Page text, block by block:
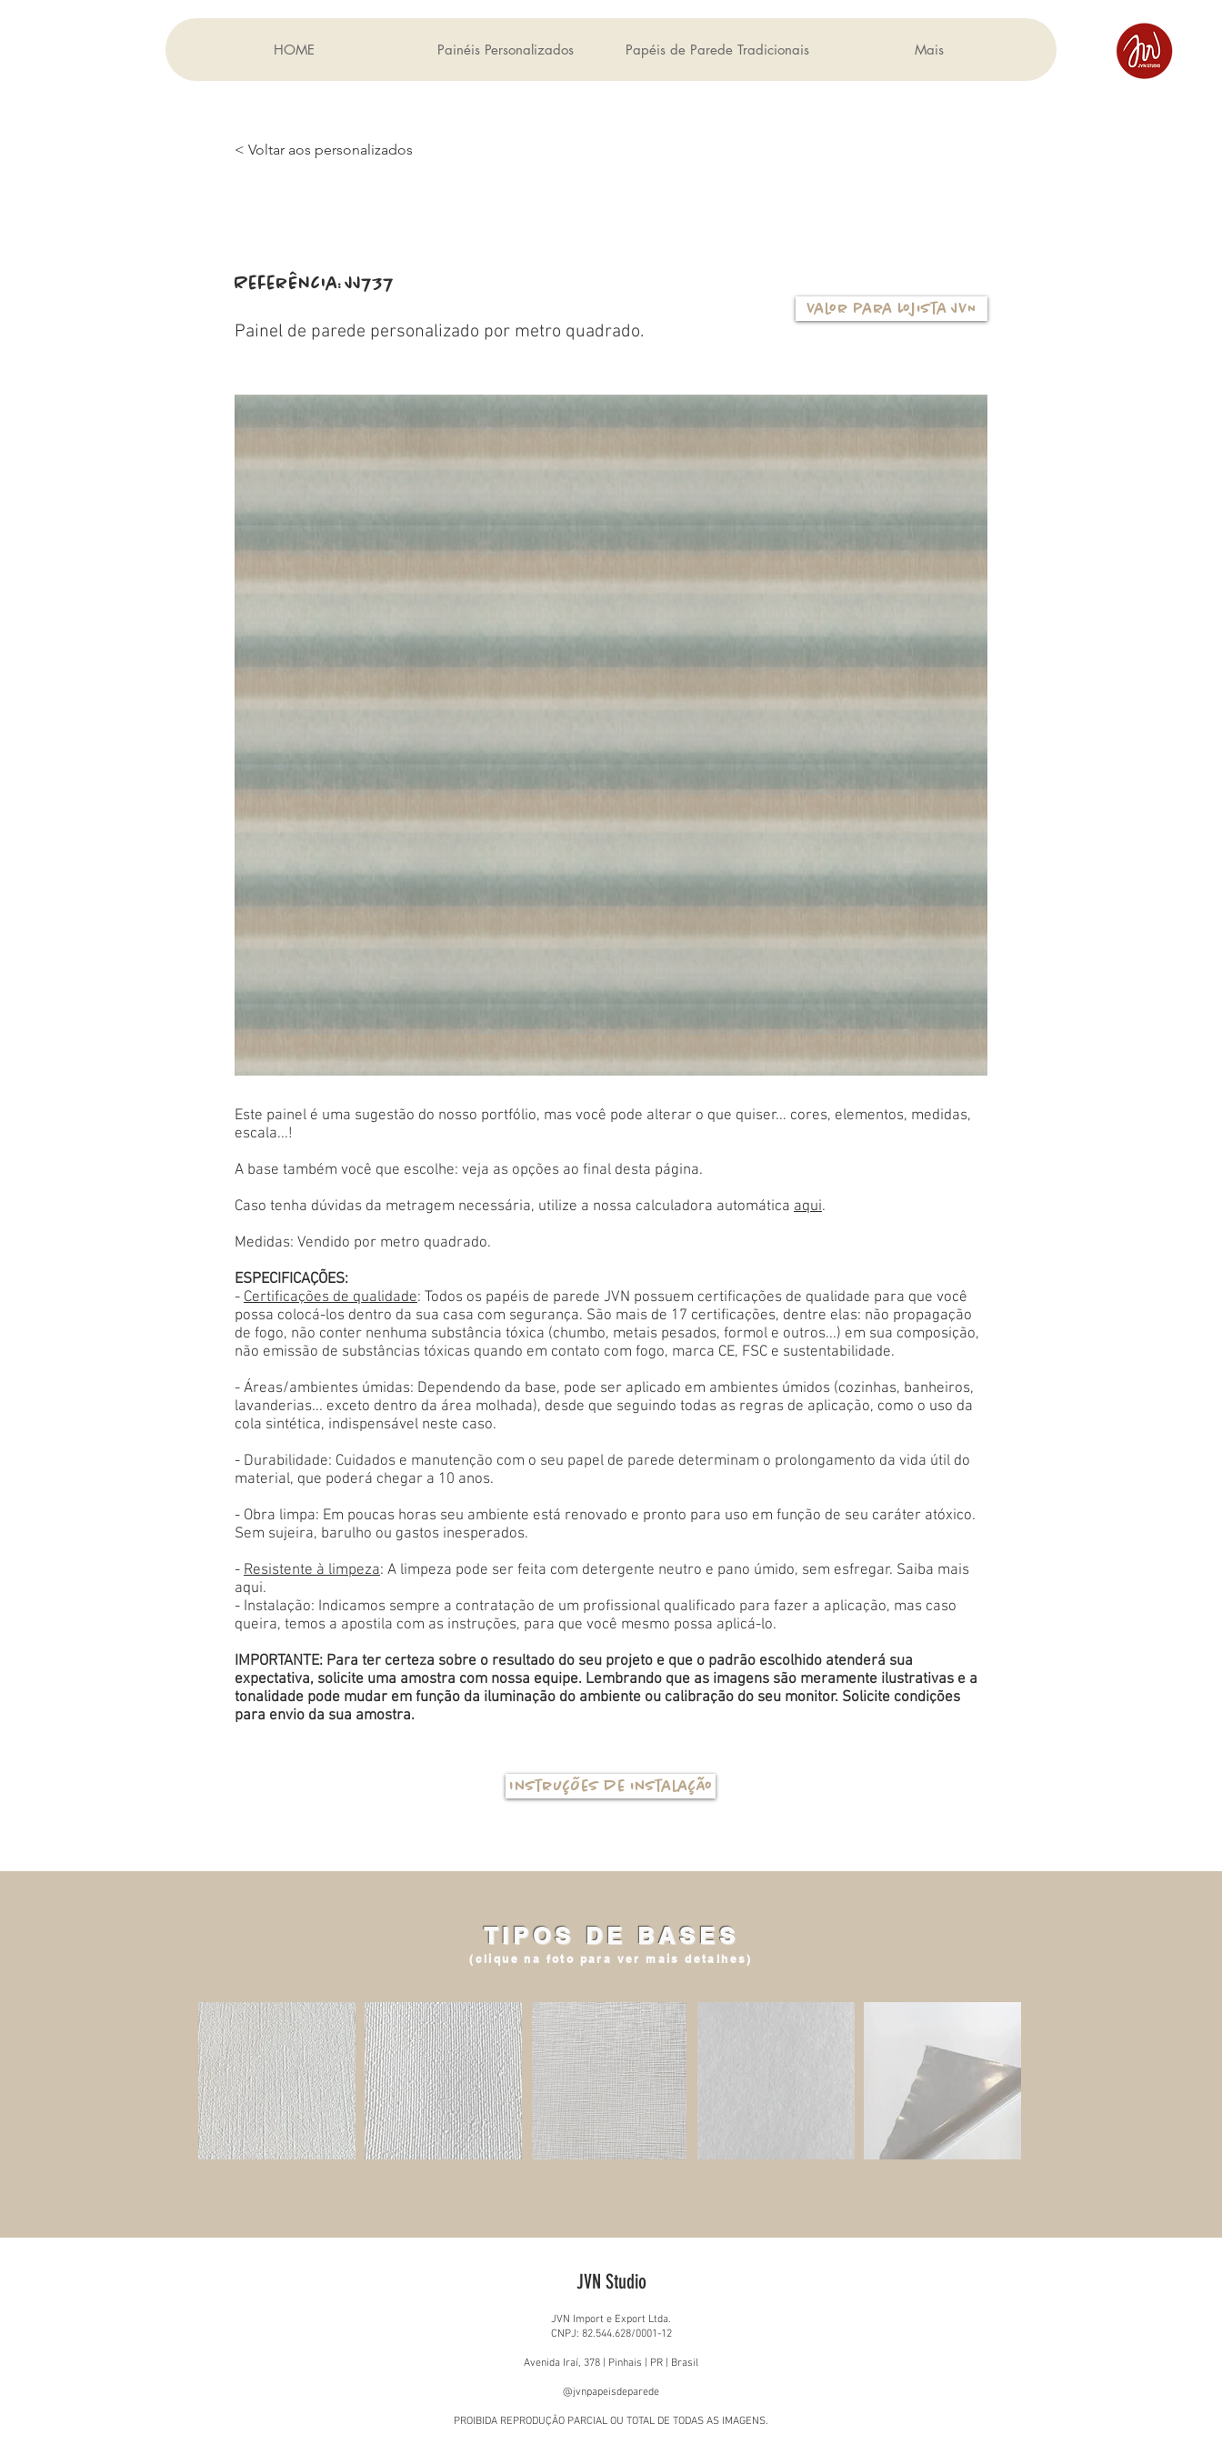
HOME Painéis Personalizados Papéis de Parede Tradicionais Mais
< Voltar aos personalizados
Referência: JJ737
Painel de parede personalizado por metro quadrado.
Valor para Lojista JVN
Este painel é uma sugestão do nosso portfólio, mas você pode alterar o que quiser... cores, elementos, medidas,
escala...!
A base também você que escolhe: veja as opções ao final desta página.
Caso tenha dúvidas da metragem necessária, utilize a nossa calculadora automática aqui.
Medidas: Vendido por metro quadrado.
ESPECIFICAÇÕES:
- Certificações de qualidade: Todos os papéis de parede JVN possuem certificações de qualidade para que você
possa colocá-los dentro da sua casa com segurança. São mais de 17 certificações, dentre elas: não propagação
de fogo, não conter nenhuma substância tóxica (chumbo, metais pesados, formol e outros...) em sua composição,
não emissão de substâncias tóxicas quando em contato com fogo, marca CE, FSC e sustentabilidade.
- Áreas/ambientes úmidas: Dependendo da base, pode ser aplicado em ambientes úmidos (cozinhas, banheiros,
lavanderias... exceto dentro da área molhada), desde que seguindo todas as regras de aplicação, como o uso da
cola sintética, indispensável neste caso.
- Durabilidade: Cuidados e manutenção com o seu papel de parede determinam o prolongamento da vida útil do
material, que poderá chegar a 10 anos.
- Obra limpa: Em poucas horas seu ambiente está renovado e pronto para uso em função de seu caráter atóxico.
Sem sujeira, barulho ou gastos inesperados.
- Resistente à limpeza: A limpeza pode ser feita com detergente neutro e pano úmido, sem esfregar. Saiba mais
aqui.
- Instalação: Indicamos sempre a contratação de um profissional qualificado para fazer a aplicação, mas caso
queira, temos a apostila com as instruções, para que você mesmo possa aplicá-lo.
IMPORTANTE: Para ter certeza sobre o resultado do seu projeto e que o padrão escolhido atenderá sua
expectativa, solicite uma amostra com nossa equipe. Lembrando que as imagens são meramente ilustrativas e a
tonalidade pode mudar em função da iluminação do ambiente ou calibração do seu monitor. Solicite condições
para envio da sua amostra.
Instruções de instalação
TIPOS DE BASES
(clique na foto para ver mais detalhes)
JVN Studio
JVN Import e Export Ltda.
CNPJ: 82.544.628/0001-12
Avenida Iraí, 378 | Pinhais | PR | Brasil
@jvnpapeisdeparede
PROIBIDA REPRODUÇÃO PARCIAL OU TOTAL DE TODAS AS IMAGENS.